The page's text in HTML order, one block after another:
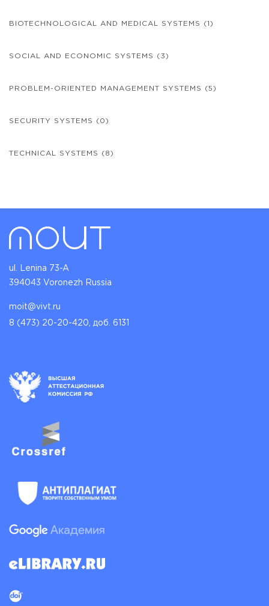
BIOTECHNOLOGICAL AND MEDICAL SYSTEMS (1)
SOCIAL AND ECONOMIC SYSTEMS (3)
PROBLEM-ORIENTED MANAGEMENT SYSTEMS (5)
SECURITY SYSTEMS (0)
TECHNICAL SYSTEMS (8)
ul. Lenina 73-A
394043 Voronezh Russia
moit@vivt.ru
8 (473) 20-20-420, доб. 6131